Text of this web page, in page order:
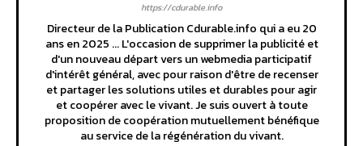
https://cdurable.info
Directeur de la Publication Cdurable.info qui a eu 20
ans en 2025 ... L'occasion de supprimer la publicité et
d'un nouveau départ vers un webmedia participatif
d'intérêt général, avec pour raison d'être de recenser
et partager les solutions utiles et durables pour agir
et coopérer avec le vivant. Je suis ouvert à toute
proposition de coopération mutuellement bénéfique
au service de la régénération du vivant.